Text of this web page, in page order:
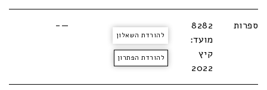
ספרות
8282
מועד:
קיץ
2022
להורדת השאלון
להורדת הפתרון
—-